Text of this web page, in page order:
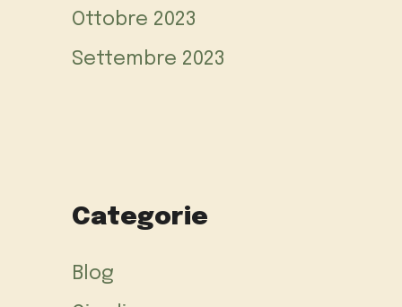
Ottobre 2023
Settembre 2023
Categorie
Blog